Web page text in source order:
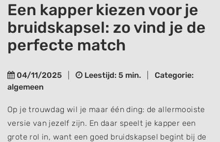
Een kapper kiezen voor je
bruidskapsel: zo vind je de
perfecte match
04/11/2025 Leestijd: 5 min.
Categorie:
algemeen
Op je trouwdag wil je maar één ding: de allermooiste
versie van jezelf zijn. En daar speelt je kapper een
grote rol in, want een goed bruidskapsel begint bij de